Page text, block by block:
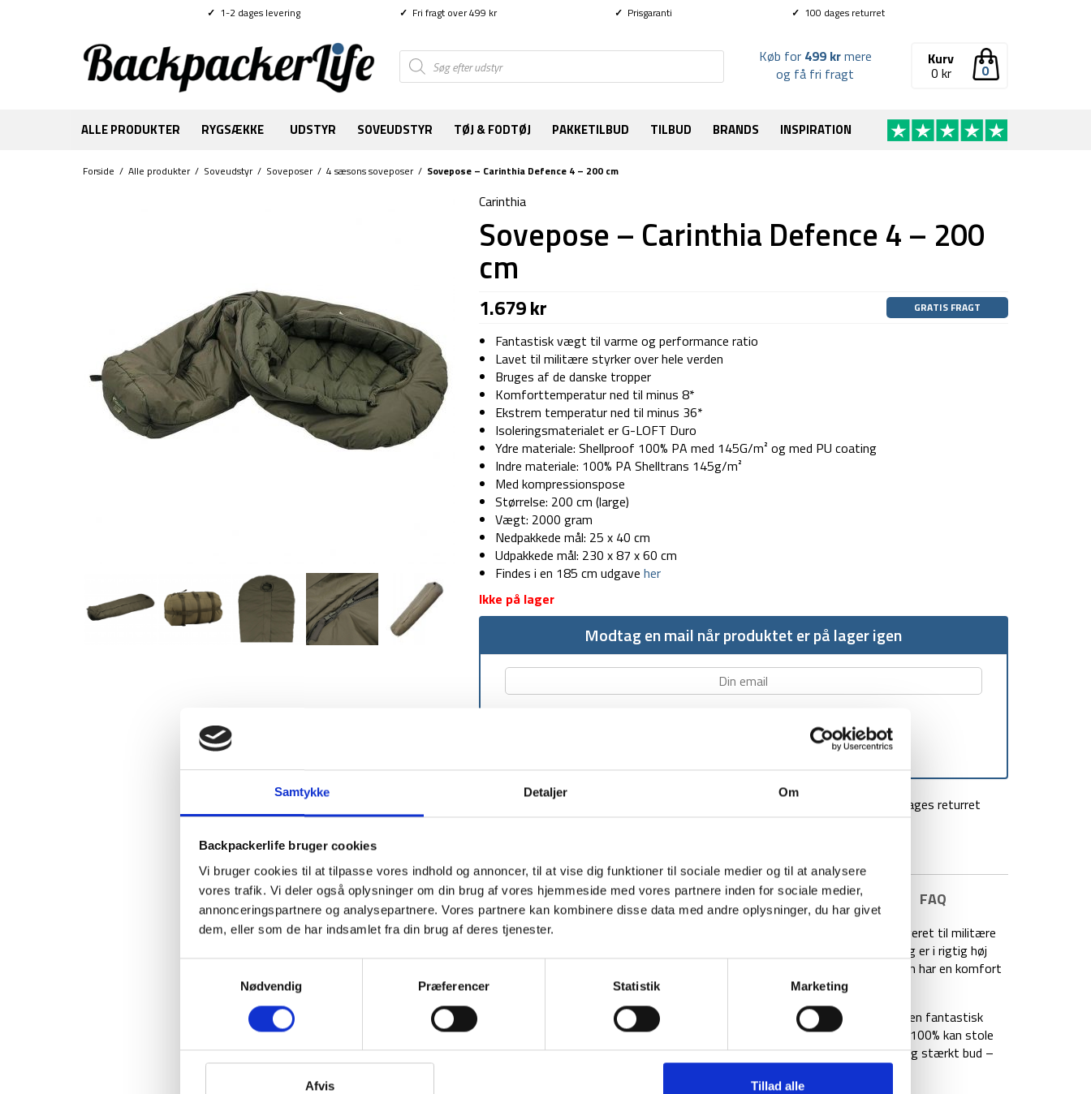
Samtykke Detaljer Om
Backpackerlife bruger cookies
Vi bruger cookies til at tilpasse vores indhold og annoncer, til at vise dig funktioner til sociale medier og til at analysere
vores trafik. Vi deler også oplysninger om din brug af vores hjemmeside med vores partnere inden for sociale medier,
annonceringspartnere og analysepartnere. Vores partnere kan kombinere disse data med andre oplysninger, du har givet
dem, eller som de har indsamlet fra din brug af deres tjenester.
Nødvendig
Præferencer Statistik Marketing
Afvis Tillad alle
✓ 1-2 dages levering ✓ Fri fragt over 499 kr ✓ Prisgaranti ✓ 100 dages returret
Products
search 0
Kurv
0 kr
Køb for 499 krmere
og få fri fragt
ALLE PRODUKTER RYGSÆKKE UDSTYR SOVEUDSTYR TØJ & FODTØJ PAKKETILBUD TILBUD BRANDS INSPIRATION
Forside / Alle produkter/ Soveudstyr/ Soveposer/ 4 sæsons soveposer/ Sovepose – Carinthia Defence 4 – 200 cm
Carinthia
Sovepose – Carinthia Defence 4 – 200
cm
1.679kr GRATIS FRAGT
Fantastisk vægt til varme og performance ratio
Lavet til militære styrker over hele verden
Bruges af de danske tropper
Komforttemperatur ned til minus 8*
Ekstrem temperatur ned til minus 36*
Isoleringsmaterialet er G-LOFT Duro
Ydre materiale: Shellproof 100% PA med 145G/m² og med PU coating
Indre materiale: 100% PA Shelltrans 145g/m²
Med kompressionspose
Størrelse: 200 cm (large)
Vægt: 2000 gram
Nedpakkede mål: 25 x 40 cm
Udpakkede mål: 230 x 87 x 60 cm
Findes i en 185 cm udgave her
Ikke på lager
Modtag en mail når produktet er på lager igen
1-2 dages levering 100 dages returret
BESKRIVELSE YDERLIGERE INFORMATION BRAND FAQ
Dette er den meget populære Carinthia Defence 4 sovepose – som bliver udleveret til militære
styrker verden over, danske inklusiv. Soveposen er en 3/4 sæsons sovepose, og er i rigtig høj
kvalitet. Den egner sig specielt til foråret, efterår og vinter herhjemme – da den har en komfort
temperatur ned til -8 grader.
Defence 4 er Carinthias mest populære og bedstsælgende sovepose, som har en fantastisk
vægt til varme og performance ratio. Er du på jagt efter en sovepose, som du 100% kan stole
på til kolde nætter på trek eller outdoor turen, så er Carinthia Defence 4 et rigtig stærkt bud –